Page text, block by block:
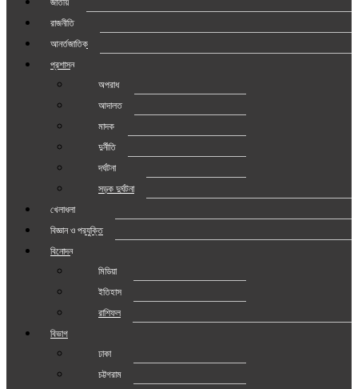
রাজনীতি
আর্ন্তজাতিক
প্রশাসন
অপরাধ
আদালত
মাদক
দুর্নীতি
দূর্ঘটনা
সড়ক দুর্ঘটনা
খেলাধুলা
বিজ্ঞান ও প্রযুক্তি
বিনোদন
মিডিয়া
ইতিহাস
রাশিফল
বিভাগ
ঢাকা
চট্টগ্রাম